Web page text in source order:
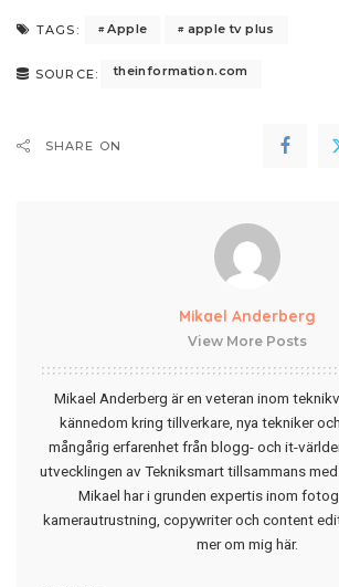
TAGS: Apple apple tv plus
SOURCE: theinformation.com
SHARE ON
Mikael Anderberg
View More Posts
Mikael Anderberg är en veteran inom
kännedom kring tillverkare, nya tekniker
mångårig erfarenhet från blogg- och it-
utvecklingen av Tekniksmart tillsammans
Mikael har i grunden expertis inom
kamerautrustning, copywriter och content
mer om mig här.